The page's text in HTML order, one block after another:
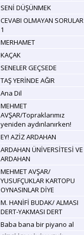
SENİ DÜŞÜNMEK
CEVABI OLMAYAN SORULAR
1
MERHAMET
KAÇAK
SENELER GEÇSEDE
TAŞ YERİNDE AĞIR
Ana Dil
MEHMET
AVŞAR/Topraklarımız
yeniden aydınlanırken!
EY! AZİZ ARDAHAN
ARDAHAN ÜNİVERSİTESİ VE
ARDAHAN
MEHMET AVŞAR/
YUSUFÇUKLAR KARTOPU
OYNASINLAR DİYE
M. HANİFİ BUDAK/ ALMASI
DERT-YAKMASI DERT
Baba bana bir piyano al